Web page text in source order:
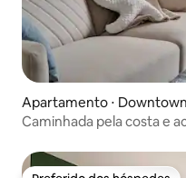
Apartamento ⋅
Caminhada pela costa e